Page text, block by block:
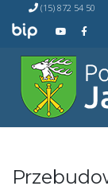
Przejdź
treści
(15) 872 54 50
Przejdź do BIP Przejdź